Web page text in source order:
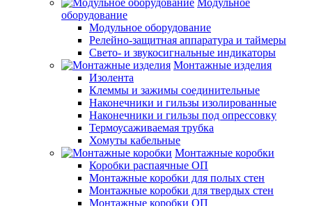
оборудование
Модульное оборудование
Релейно-защитная аппаратура и таймеры
Свето- и звукосигнальные индикаторы
Монтажные изделия
Изолента
Клеммы и зажимы соединительные
Наконечники и гильзы изолированные
Наконечники и гильзы под опрессовку
Термоусаживаемая трубка
Хомуты кабельные
Монтажные коробки
Коробки распаячные ОП
Монтажные коробки для полых стен
Монтажные коробки для твердых стен
Монтажные коробки ОП